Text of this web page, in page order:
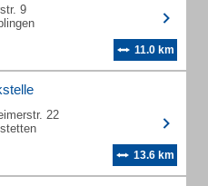
9
11.0 km
22
13.6 km